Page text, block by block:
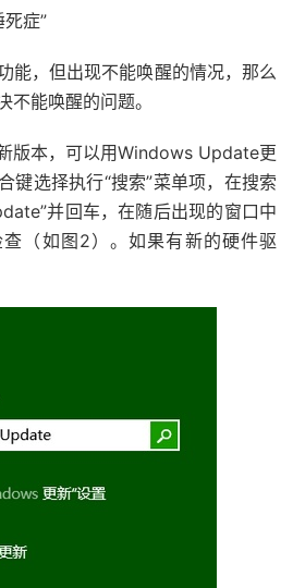
症”
能，但出现不能唤醒的情况，那么
不能唤醒的问题。
版本，可以用Windows Update更
键选择执行“搜索”菜单项，在搜索
并回车，在随后出现的窗口中
查（如图2）。如果有新的硬件驱